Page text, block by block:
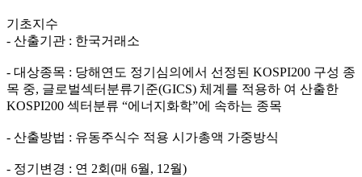
기초지수
- 산출기관 : 한국거래소
- 대상종목 : 당해연도 정기심의에서 선정된 KOSPI200 구성 종
목 중, 글로벌섹터분류기준(GICS) 체계를 적용하 여 산출한
KOSPI200 섹터분류 “에너지화학”에 속하는 종목
- 산출방법 : 유동주식수 적용 시가총액 가중방식
- 정기변경 : 연 2회(매 6월, 12월)